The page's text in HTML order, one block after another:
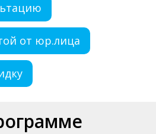
от юр.лица